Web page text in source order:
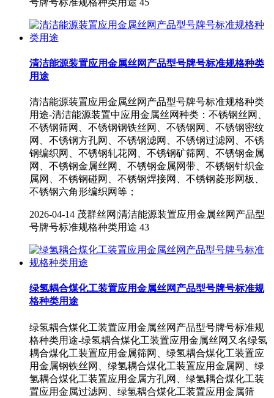
清洁能源装置应用金属丝网产品型号牌号标准规格种类
用途
清洁能源装置应用金属丝网产品型号牌号标准规格种类
用途-清洁能源装置中应用金属丝网种类：不锈钢丝网、
不锈钢筛网、不锈钢钢铁丝网、不锈钢网、不锈钢密纹
网、不锈钢方孔网、不锈钢滤网、不锈钢过滤网、不锈
钢编织网、不锈钢轧花网、不锈钢矿筛网、不锈钢金属
网、不锈钢金属丝网、不锈钢金属网带、不锈钢针织金
属网、不锈钢碰网、不锈钢焊接网、不锈钢菱形网板、
不锈钢六角形编织网等；
2026-04-14 茂群丝网|清洁能源装置应用金属丝网产品型
号牌号标准规格种类用途 43
绿氢耦合煤化工装置应用金属丝网产品型号牌号标准规
格种类用途
绿氢耦合煤化工装置应用金属丝网产品型号牌号标准规
格种类用途-绿氢耦合煤化工装置应用金属丝网又名绿氢
耦合煤化工装置应用金属筛网、绿氢耦合煤化工装置应
用金属钢铁丝网、绿氢耦合煤化工装置应用金属网、绿
氢耦合煤化工装置应用金属方孔网、绿氢耦合煤化工装
置应用金属过滤网、绿氢耦合煤化工装置应用金属筛